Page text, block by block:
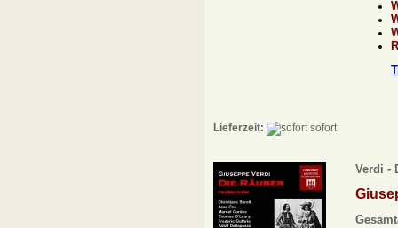
Lieferzeit: sofort
Verdi -